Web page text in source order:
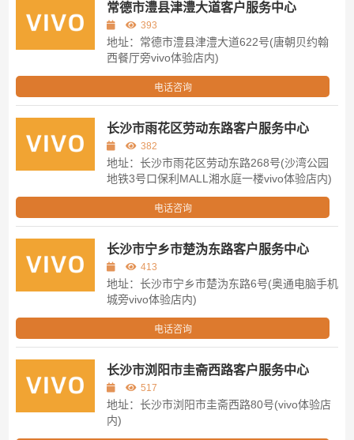
常德市澧县津澧大道客户服务中心
393
地址：常德市澧县津澧大道622号(唐朝贝约翰
西餐厅旁vivo体验店内)
电话咨询
长沙市雨花区劳动东路客户服务中心
382
地址：长沙市雨花区劳动东路268号(沙湾公园
地铁3号口保利MALL湘水庭一楼vivo体验店内)
电话咨询
长沙市宁乡市楚沩东路客户服务中心
413
地址：长沙市宁乡市楚沩东路6号(奥通电脑手机
城旁vivo体验店内)
电话咨询
长沙市浏阳市圭斋西路客户服务中心
517
地址：长沙市浏阳市圭斋西路80号(vivo体验店
内)